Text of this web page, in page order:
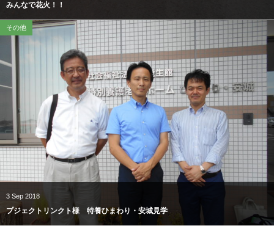
みんなで花火！！
その他
3 Sep 2018
プジェクトリンクト様 特養ひまわり・安城見学